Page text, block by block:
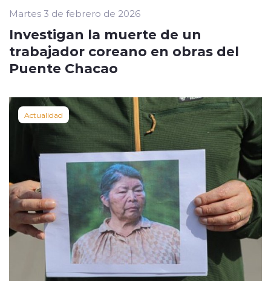
Martes 3 de febrero de 2026
Investigan la muerte de un
trabajador coreano en obras del
Puente Chacao
Actualidad